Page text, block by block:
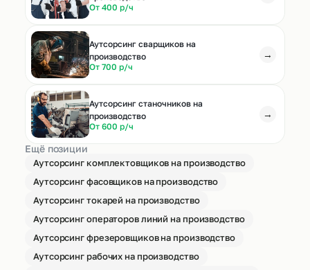
От 400 р/ч
Аутсорсинг сварщиков на
производство
От 700 р/ч
→
Аутсорсинг станочников на
производство
От 600 р/ч
→
Ещё позиции
Аутсорсинг комплектовщиков на производство
Аутсорсинг фасовщиков на производство
Аутсорсинг токарей на производство
Аутсорсинг операторов линий на производство
Аутсорсинг фрезеровщиков на производство
Аутсорсинг рабочих на производство